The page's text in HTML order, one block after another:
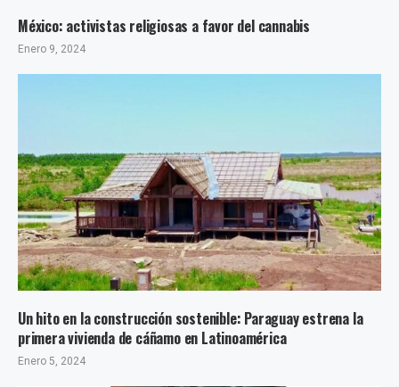
México: activistas religiosas a favor del cannabis
Enero 9, 2024
Un hito en la construcción sostenible: Paraguay estrena la
primera vivienda de cáñamo en Latinoamérica
Enero 5, 2024